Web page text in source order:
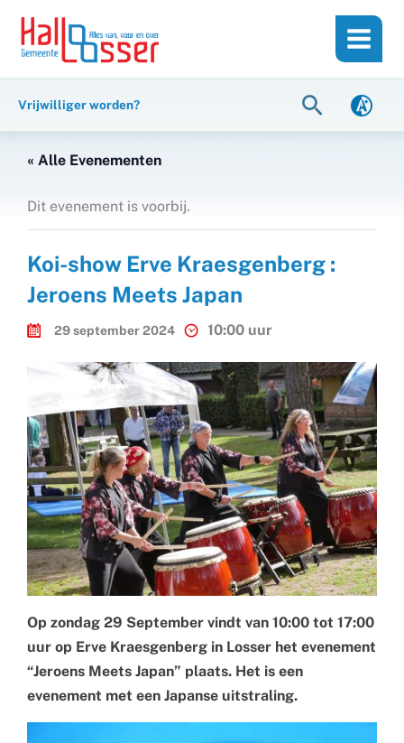
inhoud
naar
Vrijwilliger worden? Zoeken
« Alle Evenementen
Dit evenement is voorbij.
Koi-show Erve Kraesgenberg :
Jeroens Meets Japan
29 september 2024 10:00 uur
Op zondag 29 September vindt van 10:00 tot 17:00
uur op Erve Kraesgenberg in Losser het evenement
“Jeroens Meets Japan” plaats. Het is een
evenement met een Japanse uitstraling.